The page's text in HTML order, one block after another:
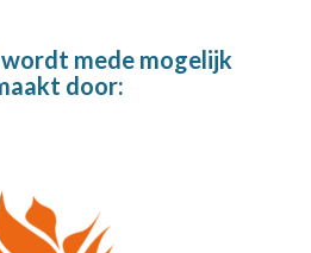
wordt mede mogelijk
door: